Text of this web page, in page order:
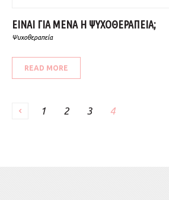
ΕΙΝΑΙ ΓΙΑ ΜΕΝΑ Η ΨΥΧΟΘΕΡΑΠΕΙΑ;
Ψυχοθεραπεία
READ MORE
1 2 3 4